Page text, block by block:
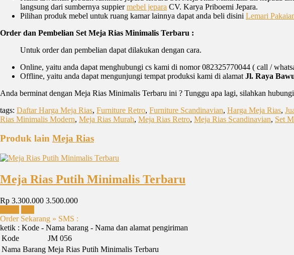
langsung dari sumbernya suppiermebel jepara CV. Karya Priboemi Jepara.
Pilihan produk mebel untuk ruang kamar lainnya dapat anda beli disini Lemari
Order dan Pembelian Set Meja Rias Minimalis Terbaru :
Untuk order dan pembelian dapat dilakukan dengan cara.
Online, yaitu anda dapat menghubungi cs kami di nomor 082325770044 ( call /
Offline, yaitu anda dapat mengunjungi tempat produksi kami di alamat Jl. Raya
Anda berminat dengan Meja Rias Minimalis Terbaru ini ? Tunggu apa lagi, silahkan
tags: Daftar Harga Meja Rias, Furniture Retro, Furniture Scandinavian, Harga Meja Rias,
Rias Minimalis Modern, Meja Rias Murah, Meja Rias Retro, Meja Rias Scandinavian, Set
Produk lain Meja Rias
Meja Rias Putih Minimalis Terbaru
Rp 3.300.000 3.500.000
Order Sekarang » SMS :
ketik : Kode - Nama barang - Nama dan alamat pengiriman
Kode
JM 056
Nama Barang Meja Rias Putih Minimalis Terbaru